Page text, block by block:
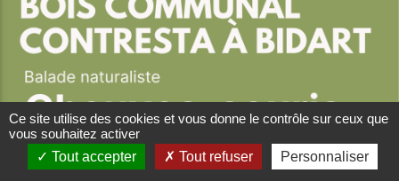
Ce site utilise des cookies et vous donne le contrôle sur ceux que
vous souhaitez activer
Tout accepter
Tout refuser Personnaliser